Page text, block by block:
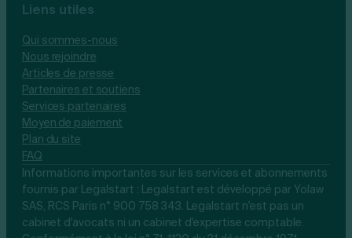
Liens utiles
Qui sommes-nous
Nous rejoindre
Articles de presse
Partenaires et soutiens
Services partenaires
Moyen de paiement
Plan du site
FAQ
Informations importantes sur les services et abonnements
fournis par Legalstart : Legalstart est développé par Yolaw
SAS, RCS Paris n° 900 758 343. Legalstart n'est pas un
cabinet d'avocats ni un cabinet d'expertise comptable.